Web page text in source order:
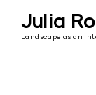
contentJulia
Landscape as an